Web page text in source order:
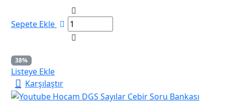
₺ 200,00.fiyat:
Sepete Ekle
38%
Listeye Ekle
Karşılaştır